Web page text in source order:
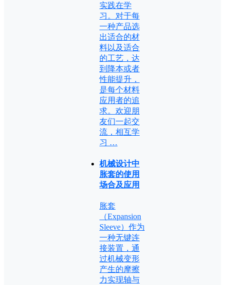
实践在学
习。对于每
一种产品选
出适合的材
料以及适合
的工艺，达
到降本或者
性能提升，
是每个材料
应用者的追
求。欢迎朋
友们一起交
流，相互学
习 …
机械设计中
胀套的使用
场合及应用
胀套
（Expansion
Sleeve）作为
一种无键连
接装置，通
过机械变形
产生的摩擦
力实现轴与